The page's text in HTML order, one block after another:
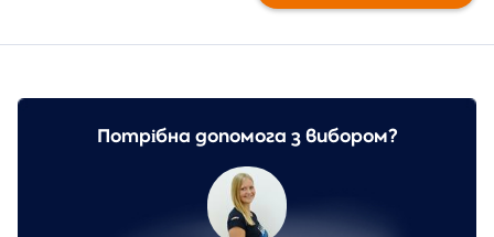
Потрібна допомога з вибором?